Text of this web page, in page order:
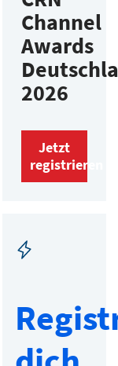
Channel
Awards
2026
Jetzt
registrieren